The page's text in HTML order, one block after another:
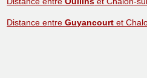
Distance entreGuyancourt et